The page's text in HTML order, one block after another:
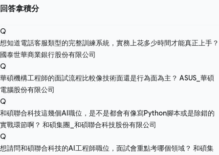
回答拿積分
Q
想知道電話客服類型的完整訓練系統，實務上花多少時間才能真正上手？
國泰世華商業銀行股份有限公司
Q
華碩機構工程師的面試流程比較像技術面還是行為面為主？ ASUS_華碩
電腦股份有限公司
Q
和碩聯合科技這幾個AI職位，是不是都會有像寫Python腳本或是除錯的
實戰環節啊？ 和碩集團_和碩聯合科技股份有限公司
Q
想請問和碩聯合科技的AI工程師職位，面試會重點考哪個領域？ 和碩集